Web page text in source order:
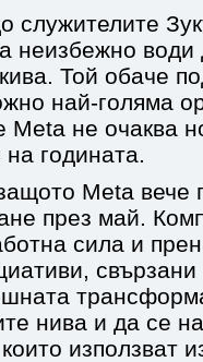
служителите
неизбежно води
Той обаче
най-голяма
Meta не очаква
годината.
Meta вече
през май.
сила и
нива и да се
използват